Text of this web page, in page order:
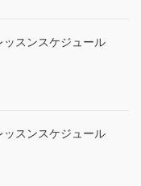
スンスケジュール
スンスケジュール